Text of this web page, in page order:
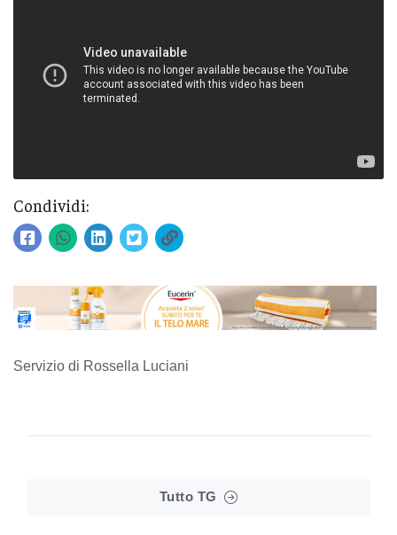
Condividi:
Servizio di Rossella Luciani
Tutto TG